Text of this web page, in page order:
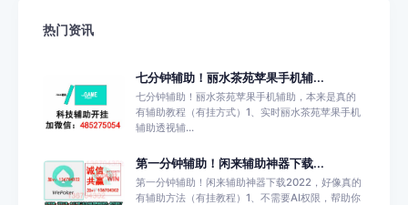
热门资讯
七分钟辅助！丽水茶苑苹果手机辅...
七分钟辅助！丽水茶苑苹果手机辅助，本来是真的
有辅助教程（有挂方式）1、实时丽水茶苑苹果手机
辅助透视辅...
第一分钟辅助！闲来辅助神器下载...
第一分钟辅助！闲来辅助神器下载2022，好像真的
有辅助方法（有挂教程）1、不需要AI权限，帮助你